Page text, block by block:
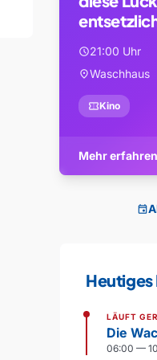
schedule21:00 Uhr
location_onWaschhaus
confirmation_numberKino
Mehr erfahren
event
LÄUFT
Die
06:00 —